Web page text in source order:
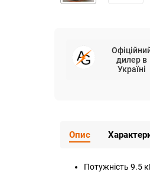
дилер в
Україні
Опис
Потужність 9.5